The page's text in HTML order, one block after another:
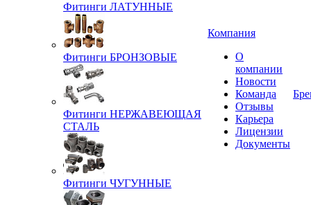
Фитинги ЛАТУННЫЕ
Фитинги БРОНЗОВЫЕ
Фитинги НЕРЖАВЕЮЩАЯ
СТАЛЬ
Фитинги ЧУГУННЫЕ
Компания
О
компании
Новости
Команда
Отзывы
Карьера
Лицензии
Документы